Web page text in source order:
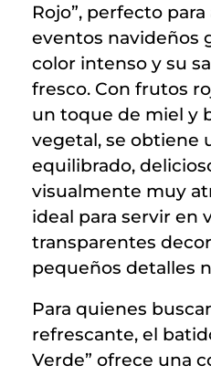
Rojo”, perfecto
eventos navideños
color intenso y su
fresco. Con frutos
un toque de miel y
vegetal, se obtiene
equilibrado,
visualmente muy
ideal para servir en
transparentes
pequeños detalles
Para quienes
refrescante, el
Verde” ofrece una